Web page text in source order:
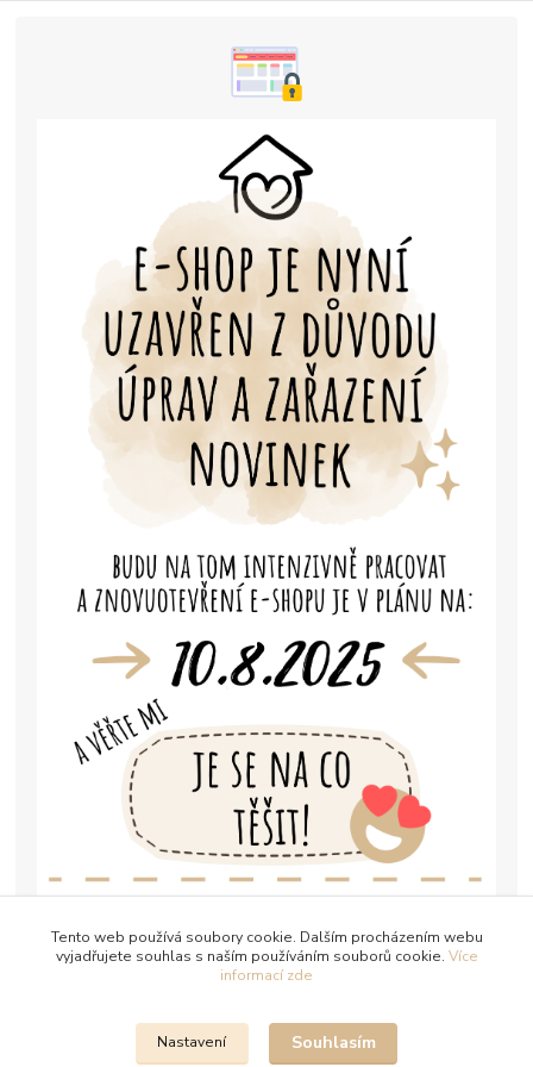
Tento web používá soubory cookie. Dalším procházením webu
vyjadřujete souhlas s naším používáním souborů cookie. Více
informací zde
Nastavení Souhlasím